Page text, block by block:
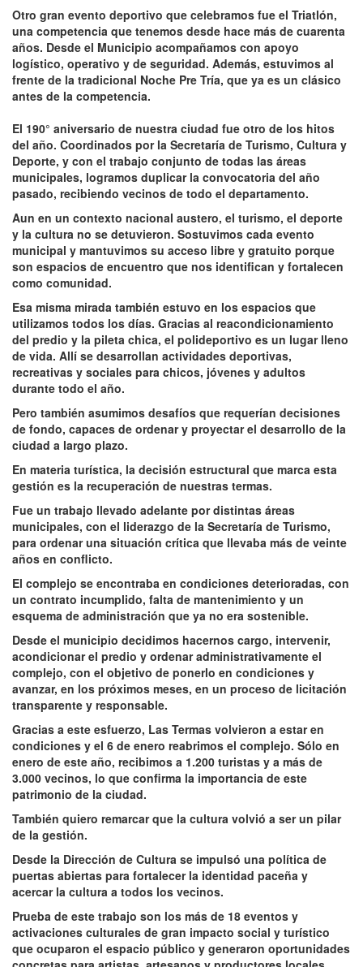
Otro gran evento deportivo que celebramos fue el Triatlón,
una competencia que tenemos desde hace más de cuarenta
años. Desde el Municipio acompañamos con apoyo
logístico, operativo y de seguridad. Además, estuvimos al
frente de la tradicional Noche Pre Tría, que ya es un clásico
antes de la competencia.
El 190° aniversario de nuestra ciudad fue otro de los hitos
del año. Coordinados por la Secretaría de Turismo, Cultura y
Deporte, y con el trabajo conjunto de todas las áreas
municipales, logramos duplicar la convocatoria del año
pasado, recibiendo vecinos de todo el departamento.
Aun en un contexto nacional austero, el turismo, el deporte
y la cultura no se detuvieron. Sostuvimos cada evento
municipal y mantuvimos su acceso libre y gratuito porque
son espacios de encuentro que nos identifican y fortalecen
como comunidad.
Esa misma mirada también estuvo en los espacios que
utilizamos todos los días. Gracias al reacondicionamiento
del predio y la pileta chica, el polideportivo es un lugar lleno
de vida. Allí se desarrollan actividades deportivas,
recreativas y sociales para chicos, jóvenes y adultos
durante todo el año.
Pero también asumimos desafíos que requerían decisiones
de fondo, capaces de ordenar y proyectar el desarrollo de la
ciudad a largo plazo.
En materia turística, la decisión estructural que marca esta
gestión es la recuperación de nuestras termas.
Fue un trabajo llevado adelante por distintas áreas
municipales, con el liderazgo de la Secretaría de Turismo,
para ordenar una situación crítica que llevaba más de veinte
años en conflicto.
El complejo se encontraba en condiciones deterioradas, con
un contrato incumplido, falta de mantenimiento y un
esquema de administración que ya no era sostenible.
Desde el municipio decidimos hacernos cargo, intervenir,
acondicionar el predio y ordenar administrativamente el
complejo, con el objetivo de ponerlo en condiciones y
avanzar, en los próximos meses, en un proceso de licitación
transparente y responsable.
Gracias a este esfuerzo, Las Termas volvieron a estar en
condiciones y el 6 de enero reabrimos el complejo. Sólo en
enero de este año, recibimos a 1.200 turistas y a más de
3.000 vecinos, lo que confirma la importancia de este
patrimonio de la ciudad.
También quiero remarcar que la cultura volvió a ser un pilar
de la gestión.
Desde la Dirección de Cultura se impulsó una política de
puertas abiertas para fortalecer la identidad paceña y
acercar la cultura a todos los vecinos.
Prueba de este trabajo son los más de 18 eventos y
activaciones culturales de gran impacto social y turístico
que ocuparon el espacio público y generaron oportunidades